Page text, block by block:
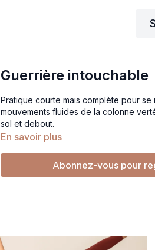
Guerrière intouchable
Pratique courte mais complète pour
mouvements fluides de la colonne
sol et debout.
En savoir plus
Abonnez-vous pour